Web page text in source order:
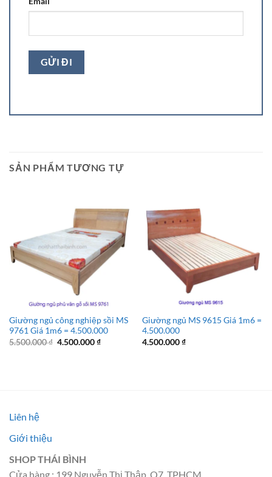
SẢN PHẨM TƯƠNG TỰ
Giường ngủ công nghiệp sồi MS
9761 Giá 1m6 = 4.500.000
5.500.000₫ Giá
4.500.000₫Giá
Giường ngủ MS 9615 Giá 1m6 =
4.500.000
4.500.000₫
Liên hệ
Giới thiệu
SHOP THÁI BÌNH
Cửa hàng : 199 Nguyễn Thị Thập, Q7, TPHCM.